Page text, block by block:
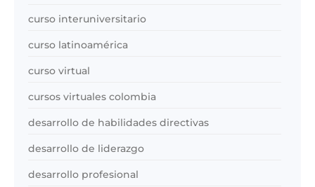
curso interuniversitario
curso latinoamérica
curso virtual
cursos virtuales colombia
desarrollo de habilidades directivas
desarrollo de liderazgo
desarrollo profesional